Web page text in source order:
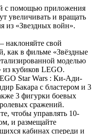
с помощью приложения
увеличивать и вращать
из «Звездных войн».
наклоняйте свой
как в фильме «Звёздные
моделью
из кубиков LEGO.
Star Wars : Ки-Ади-
Бакара с бластером и 3
3 фигурки боевых
сражений.
чтобы управлять 10-
и размещайте
кабинах спереди и